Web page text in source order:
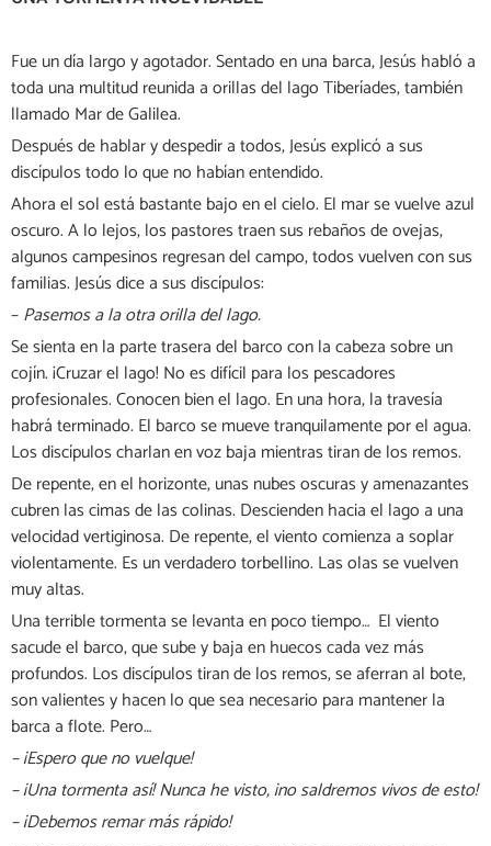
Fue un día largo y agotador. Sentado en una barca, Jesús habló a
toda una multitud reunida a orillas del lago Tiberíades, también
llamado Mar de Galilea.
Después de hablar y despedir a todos, Jesús explicó a sus
discípulos todo lo que no habían entendido.
Ahora el sol está bastante bajo en el cielo. El mar se vuelve azul
oscuro. A lo lejos, los pastores traen sus rebaños de ovejas,
algunos campesinos regresan del campo, todos vuelven con sus
familias. Jesús dice a sus discípulos:
–Pasemos a la otra orilla del lago.
Se sienta en la parte trasera del barco con la cabeza sobre un
cojín. ¡Cruzar el lago! No es difícil para los pescadores
profesionales. Conocen bien el lago. En una hora, la travesía
habrá terminado. El barco se mueve tranquilamente por el agua.
Los discípulos charlan en voz baja mientras tiran de los remos.
De repente, en el horizonte, unas nubes oscuras y amenazantes
cubren las cimas de las colinas. Descienden hacia el lago a una
velocidad vertiginosa. De repente, el viento comienza a soplar
violentamente. Es un verdadero torbellino. Las olas se vuelven
muy altas.
Una terrible tormenta se levanta en poco tiempo… El viento
sacude el barco, que sube y baja en huecos cada vez más
profundos. Los discípulos tiran de los remos, se aferran al bote,
son valientes y hacen lo que sea necesario para mantener la
barca a flote. Pero…
– ¡Espero que no vuelque!
– ¡Una tormenta así! Nunca he visto, ¡no saldremos vivos de esto!
– ¡Debemos remar más rápido!